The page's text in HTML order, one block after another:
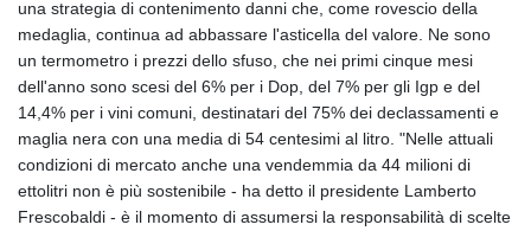
una strategia di contenimento danni che, come rovescio della
medaglia, continua ad abbassare l'asticella del valore. Ne sono
un termometro i prezzi dello sfuso, che nei primi cinque mesi
dell'anno sono scesi del 6% per i Dop, del 7% per gli Igp e del
14,4% per i vini comuni, destinatari del 75% dei declassamenti e
maglia nera con una media di 54 centesimi al litro. "Nelle attuali
condizioni di mercato anche una vendemmia da 44 milioni di
ettolitri non è più sostenibile - ha detto il presidente Lamberto
Frescobaldi - è il momento di assumersi la responsabilità di scelte